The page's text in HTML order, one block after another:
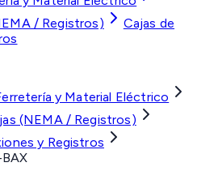
/ Registros)
Cajas de
y Material Eléctrico
(NEMA / Registros)
y Registros